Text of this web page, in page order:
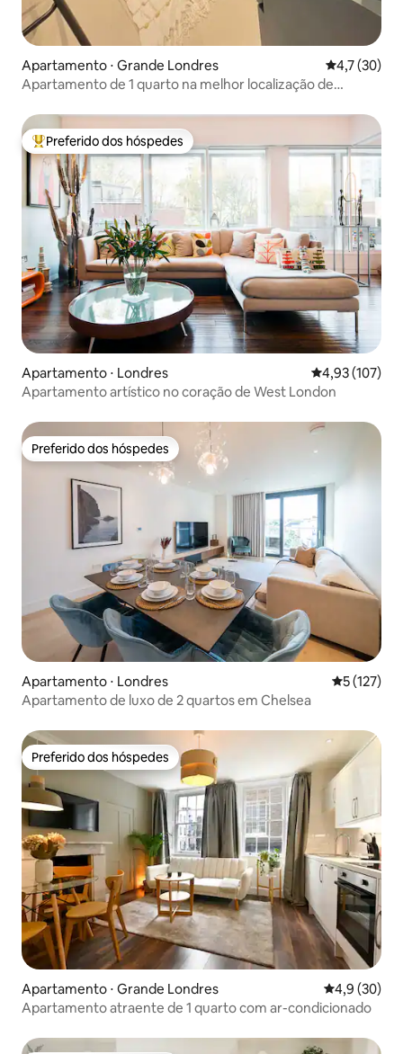
Apartamento ⋅ Grande Londres 4,7 de uma
4,7 (30)
Apartamento de 1 quarto na melhor localização de
Entre os melhores preferidos dos hóspedes
Preferido dos hóspedes
Apartamento ⋅ Londres 4,93 de uma
4,93 (107)
Apartamento artístico no coração de West London
Preferido dos hóspedes
Preferido dos hóspedes
Apartamento ⋅ Londres 5 de uma
5 (127)
Apartamento de luxo de 2 quartos em Chelsea
Preferido dos hóspedes
Preferido dos hóspedes
Apartamento ⋅ Grande Londres 4,9 de uma
4,9 (30)
Apartamento atraente de 1 quarto com ar-condicionado